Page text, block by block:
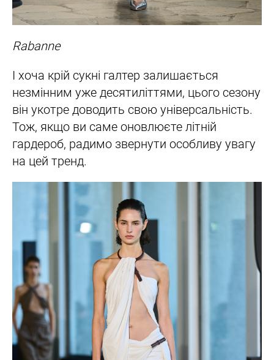
Rabanne
І хоча крій сукні галтер залишається
незмінним уже десятиліттями, цього сезону
він укотре доводить свою універсальність.
Тож, якщо ви саме оновлюєте літній
гардероб, радимо звернути особливу увагу
на цей тренд.